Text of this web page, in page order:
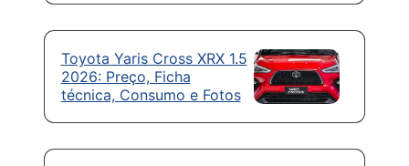
Toyota Yaris Cross XRX 1.5
2026: Preço, Ficha
técnica, Consumo e Fotos